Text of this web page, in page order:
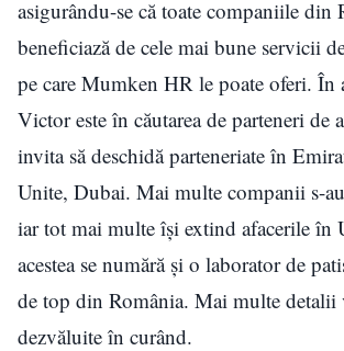
asigurându-se că toate companiile din
beneficiază de cele mai bune servicii
pe care Mumken HR le poate oferi. În
Victor este în căutarea de parteneri de
invita să deschidă parteneriate în
Unite, Dubai. Mai multe companii s-
iar tot mai multe își extind afacerile în
acestea se numără și o laborator de
de top din România. Mai multe detalii
dezvăluite în curând.